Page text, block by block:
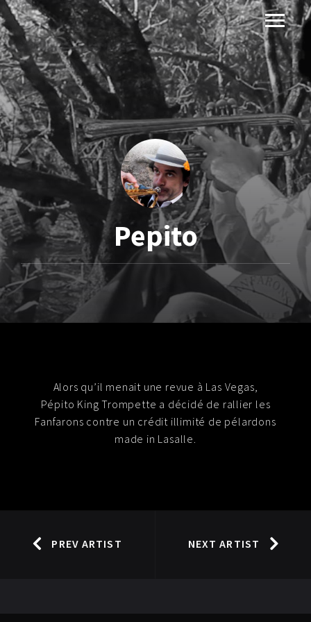
Pepito
Alors qu’il menait une revue à Las Vegas,
Pépito King Trompette a décidé de rallier les
Fanfarons contre un crédit illimité de pélardons
made in Lasalle.
PREV ARTIST NEXT ARTIST